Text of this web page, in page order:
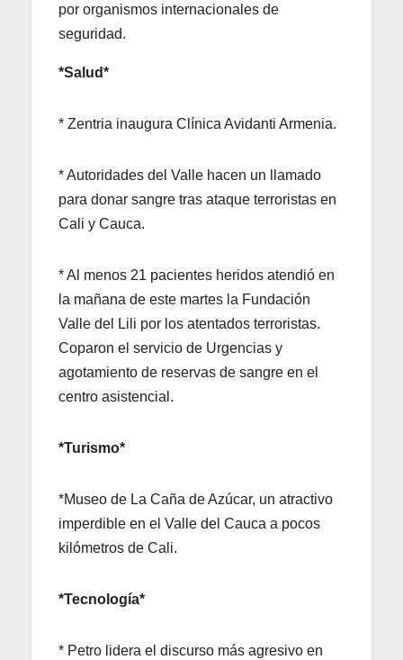
por organismos internacionales de
seguridad.
*Salud*
* Zentria inaugura Clínica Avidanti Armenia.
* Autoridades del Valle hacen un llamado
para donar sangre tras ataque terroristas en
Cali y Cauca.
* Al menos 21 pacientes heridos atendió en
la mañana de este martes la Fundación
Valle del Lili por los atentados terroristas.
Coparon el servicio de Urgencias y
agotamiento de reservas de sangre en el
centro asistencial.
*Turismo*
*Museo de La Caña de Azúcar, un atractivo
imperdible en el Valle del Cauca a pocos
kilómetros de Cali.
*Tecnología*
* Petro lidera el discurso más agresivo en